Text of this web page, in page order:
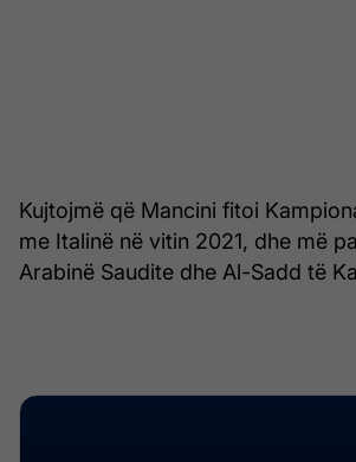
Kujtojmë që Mancini fitoi
me Italinë në vitin 2021, dhe më
Arabinë Saudite dhe Al-Sadd të